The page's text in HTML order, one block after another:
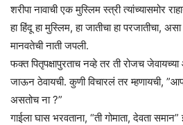
शरीपा नावाची एक मुस्लिम स्त्री त्यांच्यासमोर
हा हिंदू हा मुस्लिम, हा जातीचा हा परजातीचा,
मानवतेची नाती जपली.
फक्त पितृपक्षापुरताच नव्हे तर ती रोजच
जाऊन ठेवायची. कुणी विचारलं तर म्हणायची,
असतोच ना ?”
गाईला घास भरवताना, “ती गोमाता, देवता